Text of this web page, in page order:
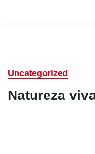
Uncategorized
Natureza